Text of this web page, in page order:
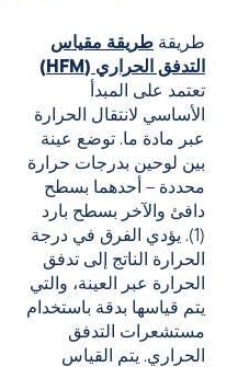
طريقة طريقة مقياس
التدفق الحراري (HFM)
تعتمد على المبدأ
الأساسي لانتقال الحرارة
عبر مادة ما. توضع عينة
بين لوحين بدرجات حرارة
محددة – أحدهما بسطح
دافئ والآخر بسطح بارد
(1). يؤدي الفرق في درجة
الحرارة الناتج إلى تدفق
الحرارة عبر العينة، والتي
يتم قياسها بدقة باستخدام
مستشعرات التدفق
الحراري. يتم القياس